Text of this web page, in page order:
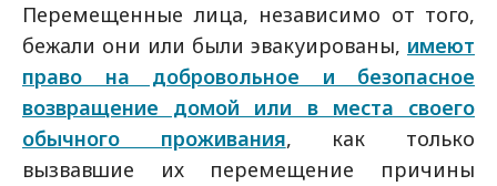
Перемещенные лица, независимо от того,
бежали они или были эвакуированы, имеют
право на добровольное и безопасное
возвращение домой или в места своего
обычного проживания, как только
вызвавшие их перемещение причины